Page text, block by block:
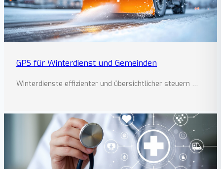
GPS für Winterdienst und Gemeinden
Winterdienste effizienter und übersichtlicher steuern …